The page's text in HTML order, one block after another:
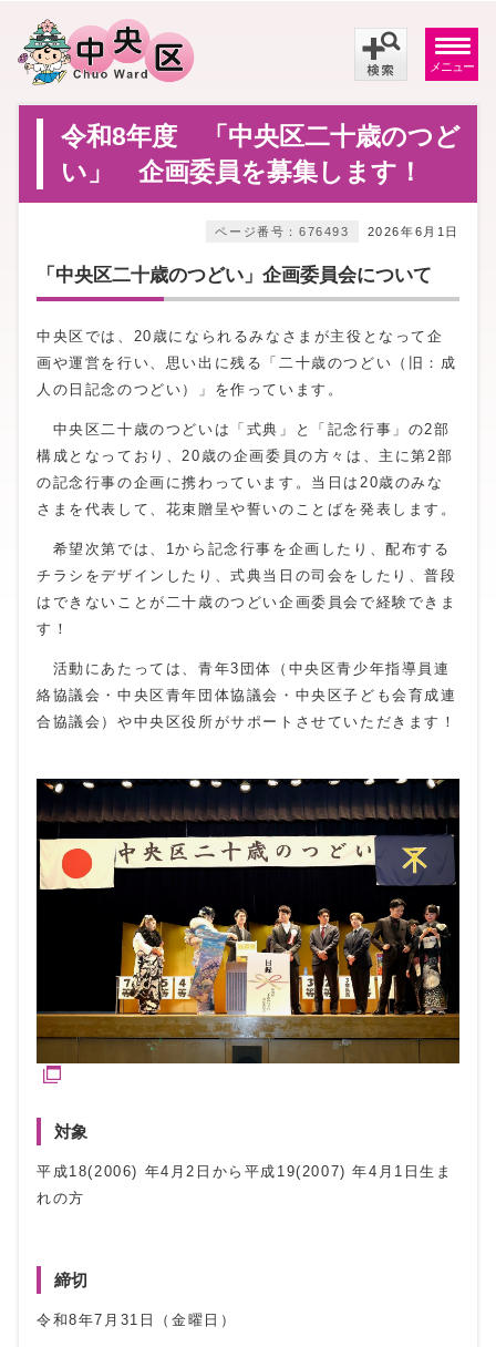
メニュー
令和8年度 「中央区二十歳のつど
い」 企画委員を募集します！
2026年6月1日
ページ番号：676493
「中央区二十歳のつどい」企画委員会について
中央区では、20歳になられるみなさまが主役となって企
画や運営を行い、思い出に残る「二十歳のつどい（旧：成
人の日記念のつどい）」を作っています。
中央区二十歳のつどいは「式典」と「記念行事」の2部
構成となっており、20歳の企画委員の方々は、主に第2部
の記念行事の企画に携わっています。当日は20歳のみな
さまを代表して、花束贈呈や誓いのことばを発表します。
希望次第では、1から記念行事を企画したり、配布する
チラシをデザインしたり、式典当日の司会をしたり、普段
はできないことが二十歳のつどい企画委員会で経験できま
す！
活動にあたっては、青年3団体（中央区青少年指導員連
絡協議会・中央区青年団体協議会・中央区子ども会育成連
合協議会）や中央区役所がサポートさせていただきます！
対象
平成18(2006) 年4 月2 日から平成 19(2007)年4 月 1 日生ま
れの方
締切
令和8年7月 31 日（金曜日）